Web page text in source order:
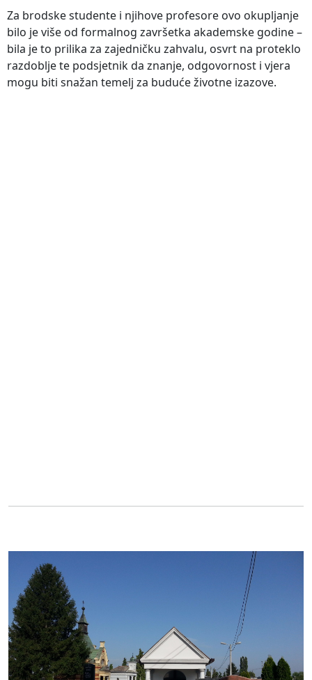
Za brodske studente i njihove profesore ovo okupljanje
bilo je više od formalnog završetka akademske godine –
bila je to prilika za zajedničku zahvalu, osvrt na proteklo
razdoblje te podsjetnik da znanje, odgovornost i vjera
mogu biti snažan temelj za buduće životne izazove.